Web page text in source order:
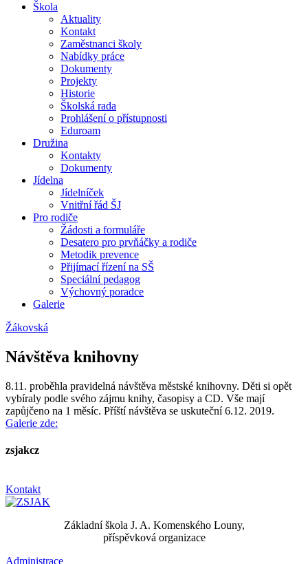
Škola
Aktuality
Kontakt
Zaměstnanci školy
Nabídky práce
Dokumenty
Projekty
Historie
Školská rada
Prohlášení o přístupnosti
Eduroam
Družina
Kontakty
Dokumenty
Jídelna
Jídelníček
Vnitřní řád ŠJ
Pro rodiče
Žádosti a formuláře
Desatero pro prvňáčky a rodiče
Metodik prevence
Přijímací řízení na SŠ
Speciální pedagog
Výchovný poradce
Galerie
Žákovská
Návštěva knihovny
8.11. proběhla pravidelná návštěva městské knihovny. Děti si opět
vybíraly podle svého zájmu knihy, časopisy a CD. Vše mají
zapůjčeno na 1 měsíc. Příští návštěva se uskuteční 6.12. 2019.
Galerie zde:
zsjakcz
Kontakt
Základní škola J. A. Komenského Louny,
příspěvková organizace
Administrace